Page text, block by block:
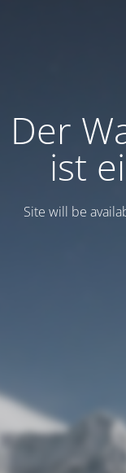
Der
ist
Site will be